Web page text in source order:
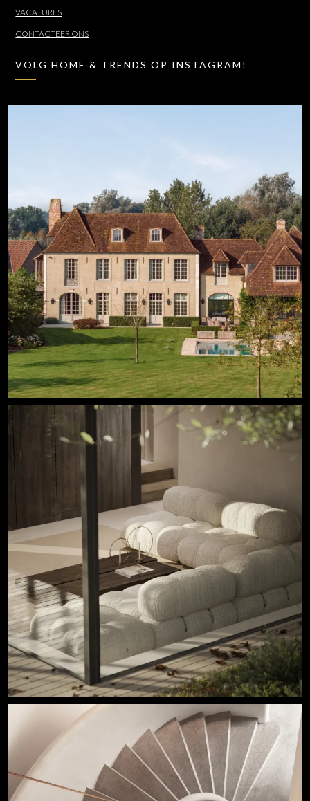
VACATURES
CONTACTEER ONS
VOLG HOME & TRENDS OP INSTAGRAM!